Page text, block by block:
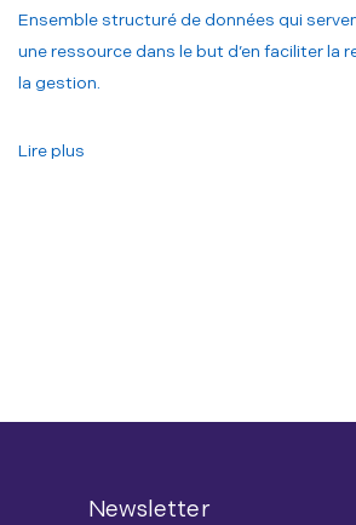
Ensemble structuré de données qui
une ressource dans le but d’en faciliter la
la gestion.
Lire plus
Newsletter